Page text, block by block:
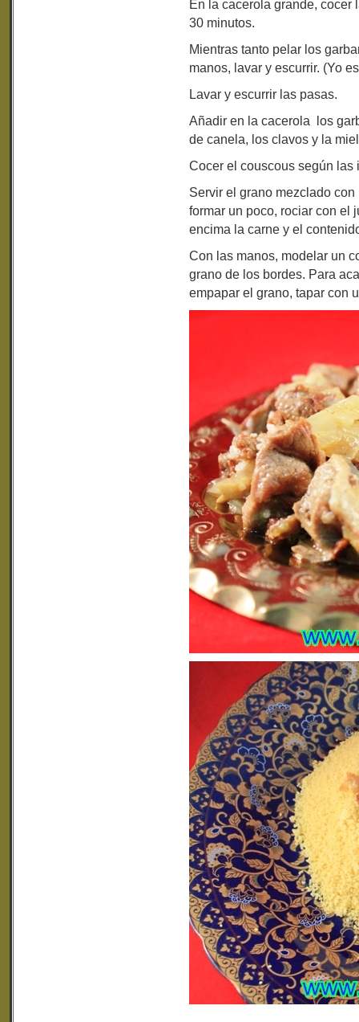
En la cacerola grande,
30 minutos.
Mientras tanto pelar los
manos, lavar y escurrir. (Yo
Lavar y escurrir las pasas.
Añadir en la cacerola los
de canela, los clavos y la
Cocer el couscous según
Servir el grano mezclado
formar un poco, rociar con el
encima la carne y el
Con las manos, modelar un
grano de los bordes. Para
empapar el grano, tapar con